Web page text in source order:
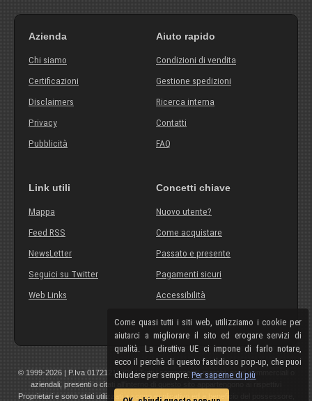
Come quasi tutti i siti web, utilizziamo i cookie per
aiutarci a migliorare il sito ed erogare servizi di
qualità. La direttiva UE ci impone di farlo notare,
ecco il perchè di questo fastidioso pop-up, che puoi
chiudere per sempre.Per saperne di più
Azienda
Chi siamo
Certificazioni
Disclaimers
Privacy
Pubblicità
Aiuto rapido
Condizioni di vendita
Gestione spedizioni
Ricerca interna
Contatti
FAQ
Link utili
Mappa
Feed RSS
NewsLetter
Seguici su Twitter
Web Links
Concetti chiave
Nuovo utente?
Come acquistare
Passato e presente
Pagamenti sicuri
Accessibilità
© 1999-2026 | P.Iva 01721210308 | Tutti i componenti, marchi, nomi commerciali o
aziendali, presenti o citati all'interno di questo sito appartengono ai rispettivi
Proprietari e sono stati utilizzati a scopo esplicativo ed a beneficio del possessore,